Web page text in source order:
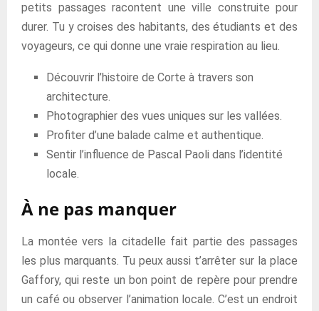
petits passages racontent une ville construite pour
durer. Tu y croises des habitants, des étudiants et des
voyageurs, ce qui donne une vraie respiration au lieu.
Découvrir l’histoire de Corte à travers son
architecture.
Photographier des vues uniques sur les vallées.
Profiter d’une balade calme et authentique.
Sentir l’influence de Pascal Paoli dans l’identité
locale.
À ne pas manquer
La montée vers la citadelle fait partie des passages
les plus marquants. Tu peux aussi t’arrêter sur la place
Gaffory, qui reste un bon point de repère pour prendre
un café ou observer l’animation locale. C’est un endroit